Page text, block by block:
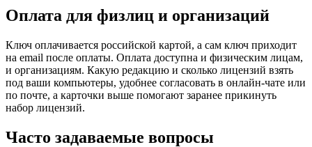
Оплата для физлиц и организаций
Ключ оплачивается российской картой, а сам ключ приходит
на email после оплаты. Оплата доступна и физическим лицам,
и организациям. Какую редакцию и сколько лицензий взять
под ваши компьютеры, удобнее согласовать в онлайн-чате или
по почте, а карточки выше помогают заранее прикинуть
набор лицензий.
Часто задаваемые вопросы